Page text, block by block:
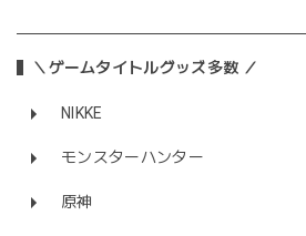
＼ゲームタイトルグッズ多数 ／
NIKKE
モンスターハンター
原神